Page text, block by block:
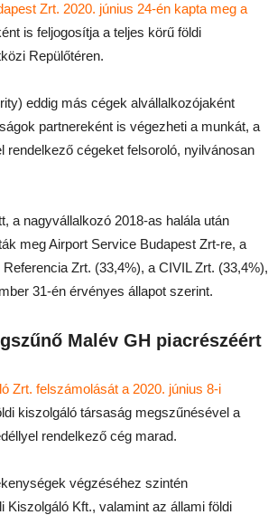
Zrt. 2020. június 24-én kapta meg a
is feljogosítja a teljes körű földi
Repülőtéren.
eddig más cégek alvállalkozójaként
partnereként is végezheti a munkát, a
rendelkező cégeket felsoroló, nyilvánosan
a nagyvállalkozó 2018-as halála után
meg Airport Service Budapest Zrt-re, a
Zrt. (33,4%), a CIVIL Zrt. (33,4%),
31-én érvényes állapot szerint.
Malév GH piacrészéért
Zrt. felszámolását a 2020. június 8-i
kiszolgáló társaság megszűnésével a
rendelkező cég marad.
végzéséhez szintén
Kft., valamint az állami földi